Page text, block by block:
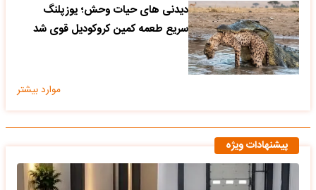
دیدنی های حیات وحش؛ یوزپلنگ
سریع طعمه کمین کروکودیل قوی شد
موارد بیشتر
پیشنهادات ویژه